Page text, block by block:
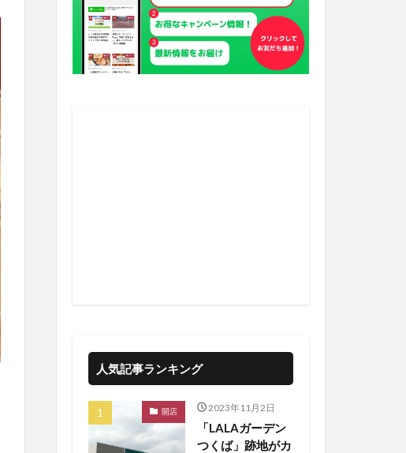
人気記事ランキング
開店 2023年11月2日
「LALAガーデン
つくば」跡地がカ